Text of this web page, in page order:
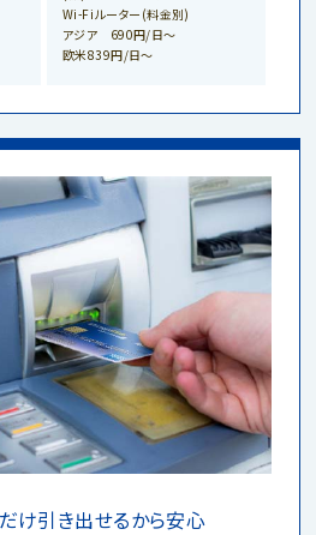
Wi-Fiルーター(料金別)
アジア 690円/日～
欧米839円/日～
け引き出せるから安心